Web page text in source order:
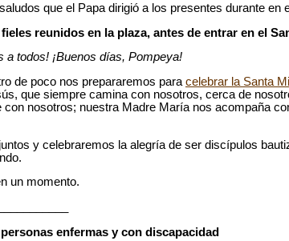
que el Papa dirigió a los presentes durante en
reunidos en la plaza, antes de entrar en el
a todos! ¡Buenos días, Pompeya!
de poco nos prepararemos para celebrar la Santa
que siempre camina con nosotros, cerca de
con nosotros; nuestra Madre María nos acompaña
y celebraremos la alegría de ser discípulos
un momento.
enfermas y con discapacidad